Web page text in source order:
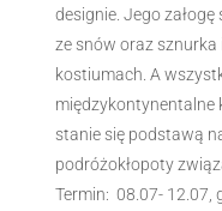
designie. Jego
ze snów oraz sznurka
kostiumach. A
międzykontynentalne
stanie się podstawą
podróżokłopoty
Termin: 08.07- 12.07,